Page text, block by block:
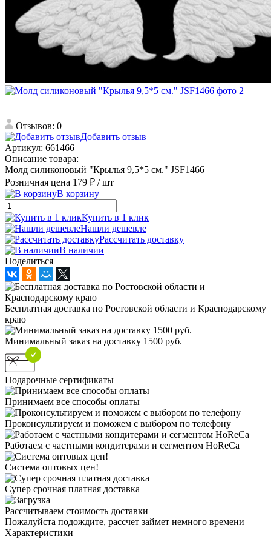
Отзывов: 0
Добавить отзыв
Артикул: 661466
Описание товара:
Молд силиконовый "Крылья 9,5*5 см." JSF1466
Розничная цена 179 ₽ / шт
В корзину
Купить в 1 клик
Нашли дешевле
Рассчитать доставку
В наличии
Поделиться
Бесплатная доставка по Ростовской области и Краснодарскому
краю
Минимальный заказ на доставку 1500 руб.
Подарочные сертификаты
Принимаем все способы оплаты
Проконсультируем и поможем с выбором по телефону
Работаем с частными кондитерами и сегментом HoReCa
Система оптовых цен!
Супер срочная платная доставка
Рассчитываем стоимость доставки
Пожалуйста подождите, рассчет займет немного времени
Характеристики